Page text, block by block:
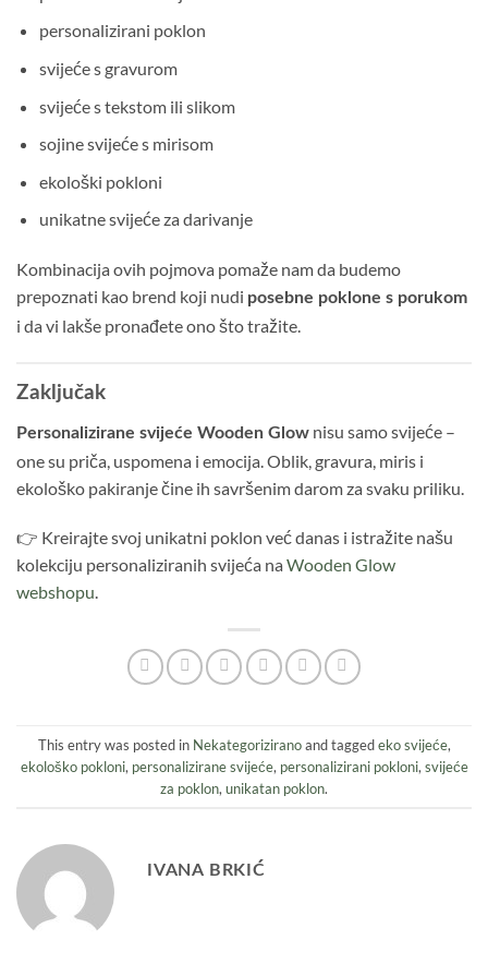
personalizirani poklon
svijeće s gravurom
svijeće s tekstom ili slikom
sojine svijeće s mirisom
ekološki pokloni
unikatne svijeće za darivanje
Kombinacija ovih pojmova pomaže nam da budemo
prepoznati kao brend koji nudi posebne poklone s porukom
i da vi lakše pronađete ono što tražite.
Zaključak
Personalizirane svijeće Wooden Glow nisu samo svijeće –
one su priča, uspomena i emocija. Oblik, gravura, miris i
ekološko pakiranje čine ih savršenim darom za svaku priliku.
👉 Kreirajte svoj unikatni poklon već danas i istražite našu
kolekciju personaliziranih svijeća na Wooden Glow
webshopu.
This entry was posted in Nekategoriziranoand taggedeko svijeće,
ekološko pokloni, personalizirane svijeće, personalizirani pokloni, svijeće
za poklon, unikatan poklon.
IVANA BRKIĆ